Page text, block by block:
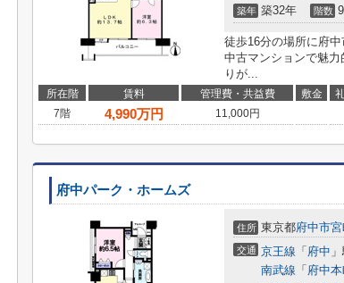
築年 築32年 階数
徒歩16分の場所に府
中古マンションで魅
りが...
所在階 賃料 管理費・共益費 敷金
7階
4,990万円 11,000円
府中パーク・ホームズ
住所 東京都府中市
交通 京王線 「 府中
南武線 「 府中